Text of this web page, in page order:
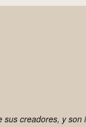
creadores, y